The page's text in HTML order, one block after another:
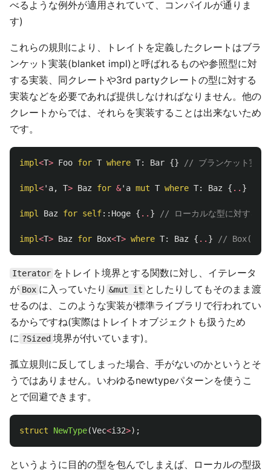
べるような例外が適用されていて、コンパイルが通りま
す)
これらの規則により、トレイトを定義したクレートはブラ
ンケット実装(blanket impl)と呼ばれるものや参照型に対
する実装、同クレートや3rd partyクレートの型に対する
実装などを必要であれば提供しなければなりません。他の
クレートからでは、それらを実装することは出来ないため
です。
impl<T> Foo for T where T: Bar {} // ブランケット実装:
impl<'a, T> Baz for &'a mut T where T: Baz { .. }
impl Baz for self:: Hoge { .. } // ローカルな型に対する実
impl<T> Baz for Box<T> where T: Baz { .. } // Box(標準
Iterator をトレイト境界とする関数に対し、イテレータ
が Box に入っていたり &mut it としたりしてもそのまま渡
せるのは、このような実装が標準ライブラリで行われてい
るからですね(実際はトレイトオブジェクトも扱うため
に ?Sized 境界が付いています)。
孤立規則に反してしまった場合、手がないのかというとそ
うではありません。いわゆるnewtypeパターンを使うこ
とで回避できます。
struct NewType(Vec<i32>);
というように目的の型を包んでしまえば、ローカルの型扱